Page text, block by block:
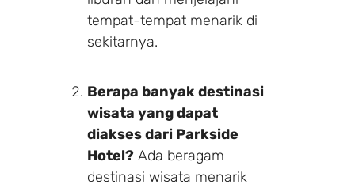
tempat-tempat menarik di
sekitarnya.
Berapa banyak destinasi
wisata yang dapat
diakses dari Parkside
Hotel? Ada beragam
destinasi wisata menarik